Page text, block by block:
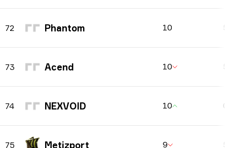
72 Phantom 10
73 Acend 10
74 NEXVOID 10
75 Metizport 9